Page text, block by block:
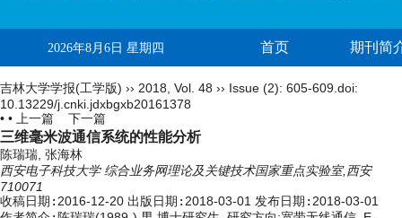
2026年8月6日 星期四 首页 期刊简
吉林大学学报(工学版) ›› 2018 Vol. 48 ›› Issue (2): 605-609. doi:
10.13229/j.cnki.jdxbgxb20161378
• •
上一篇 下一篇
三维毫米波通信系统的性能分析
陈瑞瑞, 张海林
西安电子科技大学 综合业务网理论及关键技术国家重点实验室,西安
710071
收稿日期: 2016-12-20 出版日期: 2018-03-01 发布日期: 2018-03-01